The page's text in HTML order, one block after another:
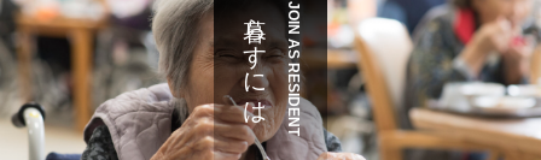
JOIN AS RESIDENT
暮らすには